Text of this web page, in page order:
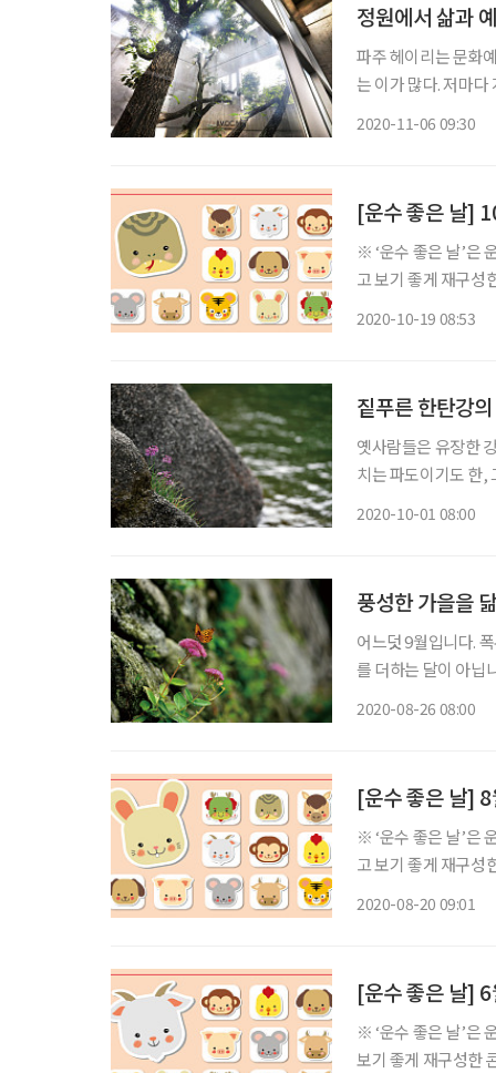
정원에서 삶과
파주 헤이리는 문화
는 이가 많다. 저마
2020-11-06 09:30
[운수 좋은 날]
※ ‘운수 좋은 날’은
고 보기 좋게 재구성한 콘텐츠입니다. ◈ 쥐띠 총운
2020-10-19 08:53
짙푸른 한탄강
옛사람들은 유장한
치는 파도이기도 한,
2020-10-01 08:00
풍성한 가을을
어느덧 9월입니다.
를 더하는 달이 아닙
2020-08-26 08:00
[운수 좋은 날]
※ ‘운수 좋은 날’은
고 보기 좋게 재구성한 콘텐츠입니다. ◈ 쥐띠 총운
2020-08-20 09:01
[운수 좋은 날]
※ ‘운수 좋은 날’은
보기 좋게 재구성한 콘텐츠입니다. ◈ 쥐띠 총운 (금전